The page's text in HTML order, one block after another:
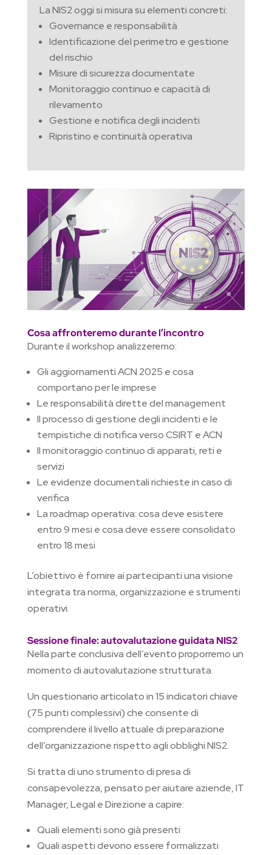
La NIS2 oggi si misura su elementi concreti:
Governance e responsabilità
Identificazione del perimetro e gestione
del rischio
Misure di sicurezza documentate
Monitoraggio continuo e capacità di
rilevamento
Gestione e notifica degli incidenti
Ripristino e continuità operativa
Cosa affronteremo durante l’incontro
Durante il workshop analizzeremo:
Gli aggiornamenti ACN 2025 e cosa
comportano per le imprese
Le responsabilità dirette del management
Il processo di gestione degli incidenti e le
tempistiche di notifica verso CSIRT e ACN
Il monitoraggio continuo di apparati, reti e
servizi
Le evidenze documentali richieste in caso di
verifica
La roadmap operativa: cosa deve esistere
entro 9 mesi e cosa deve essere consolidato
entro 18 mesi
L’obiettivo è fornire ai partecipanti una visione
integrata tra norma, organizzazione e strumenti
operativi.
Sessione finale: autovalutazione guidata NIS2
Nella parte conclusiva dell’evento proporremo un
momento di autovalutazione strutturata.
Un questionario articolato in 15 indicatori chiave
(75 punti complessivi) che consente di
comprendere il livello attuale di preparazione
dell’organizzazione rispetto agli obblighi NIS2.
Si tratta di uno strumento di presa di
consapevolezza, pensato per aiutare aziende, IT
Manager, Legal e Direzione a capire:
Quali elementi sono già presenti
Quali aspetti devono essere formalizzati